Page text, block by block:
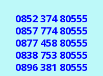
0852 374 80555
0857 774 80555
0877 458 80555
0838 753 80555
0896 381 80555